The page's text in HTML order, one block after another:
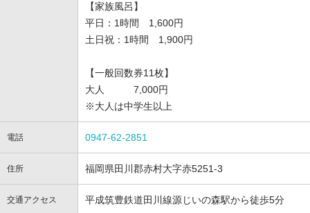
【家族風呂】
平日：1時間 1,600円
土日祝：1時間 1,900円
【一般回数券11枚】
大人 7,000円
※大人は中学生以上
電話 0947-62-2851
住所 福岡県田川郡赤村大字赤5251-3
交通アクセス 平成筑豊鉄道田川線源じいの森駅から徒歩5分